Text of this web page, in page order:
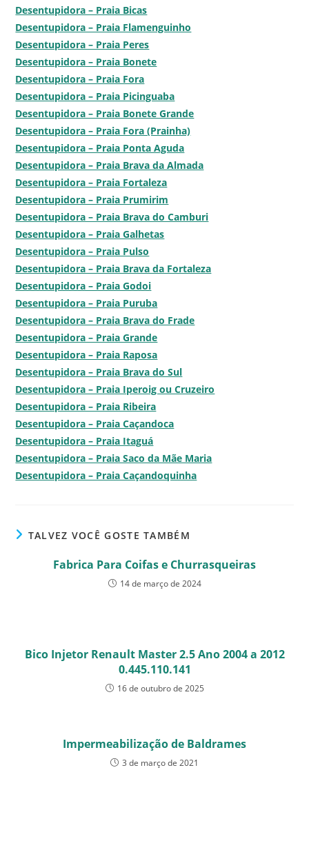
Desentupidora – Praia Bicas
Desentupidora – Praia Flamenguinho
Desentupidora – Praia Peres
Desentupidora – Praia Bonete
Desentupidora – Praia Fora
Desentupidora – Praia Picinguaba
Desentupidora – Praia Bonete Grande
Desentupidora – Praia Fora (Prainha)
Desentupidora – Praia Ponta Aguda
Desentupidora – Praia Brava da Almada
Desentupidora – Praia Fortaleza
Desentupidora – Praia Prumirim
Desentupidora – Praia Brava do Camburi
Desentupidora – Praia Galhetas
Desentupidora – Praia Pulso
Desentupidora – Praia Brava da Fortaleza
Desentupidora – Praia Godoi
Desentupidora – Praia Puruba
Desentupidora – Praia Brava do Frade
Desentupidora – Praia Grande
Desentupidora – Praia Raposa
Desentupidora – Praia Brava do Sul
Desentupidora – Praia Iperoig ou Cruzeiro
Desentupidora – Praia Ribeira
Desentupidora – Praia Caçandoca
Desentupidora – Praia Itaguá
Desentupidora – Praia Saco da Mãe Maria
Desentupidora – Praia Caçandoquinha
TALVEZ VOCÊ GOSTE TAMBÉM
Fabrica Para Coifas e Churrasqueiras
14 de março de 2024
Bico Injetor Renault Master 2.5 Ano 2004 a 2012
0.445.110.141
16 de outubro de 2025
Impermeabilização de Baldrames
3 de março de 2021